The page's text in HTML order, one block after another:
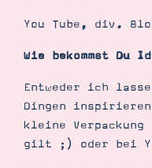
You Tube, div.
Wie bekommst Du
Entweder ich
Dingen
kleine Verpackung
gilt ;) oder bei